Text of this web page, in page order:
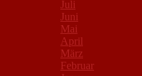
Juli
Juni
Mai
April
März
Februar